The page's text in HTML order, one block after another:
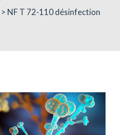
NF T 72-110 désinfection